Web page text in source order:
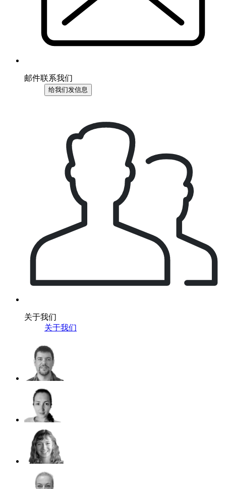
邮件联系我们
给我们发信息
关于我们
关于我们